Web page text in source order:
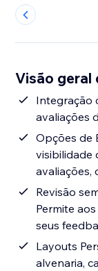
Visão geral
Integração
avaliações
Opções de
visibilidade
avaliações,
Revisão
Permite
seus
Layouts
alvenaria,